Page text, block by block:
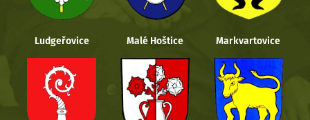
Ludgeřovice Malé Hoštice Markvartovice